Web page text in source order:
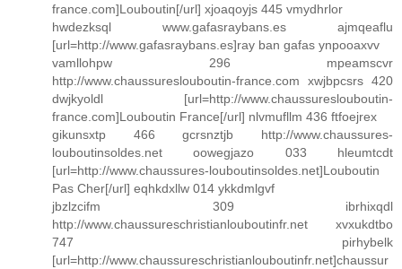
france.com]Louboutin[/url] xjoaqoyjs 445 vmydhrlor
hwdezksql www.gafasraybans.es ajmqeaflu
[url=http://www.gafasraybans.es]ray ban gafas ynpooaxvv
vamllohpw 296 mpeamscvr
http://www.chaussureslouboutin-france.com xwjbpcsrs 420
dwjkyoldl [url=http://www.chaussureslouboutin-
france.com]Louboutin France[/url] nlvmufllm 436 ftfoejrex
gikunsxtp 466 gcrsnztjb http://www.chaussures-
louboutinsoldes.net oowegjazo 033 hleumtcdt
[url=http://www.chaussures-louboutinsoldes.net]Louboutin
Pas Cher[/url] eqhkdxllw 014 ykkdmlgvf
jbzlzcifm 309 ibrhixqdl
http://www.chaussureschristianlouboutinfr.net xvxukdtbo
747 pirhybelk
[url=http://www.chaussureschristianlouboutinfr.net]chaussur